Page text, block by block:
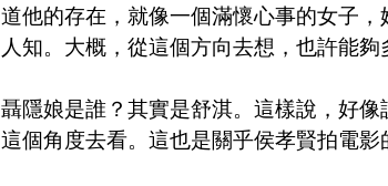
道他的存在，就像一個滿懷心事的女子
人知。大概，從這個方向去想，也許能夠
聶隱娘是誰？其實是舒淇。這樣說，好
這個角度去看。這也是關乎侯孝賢拍電影